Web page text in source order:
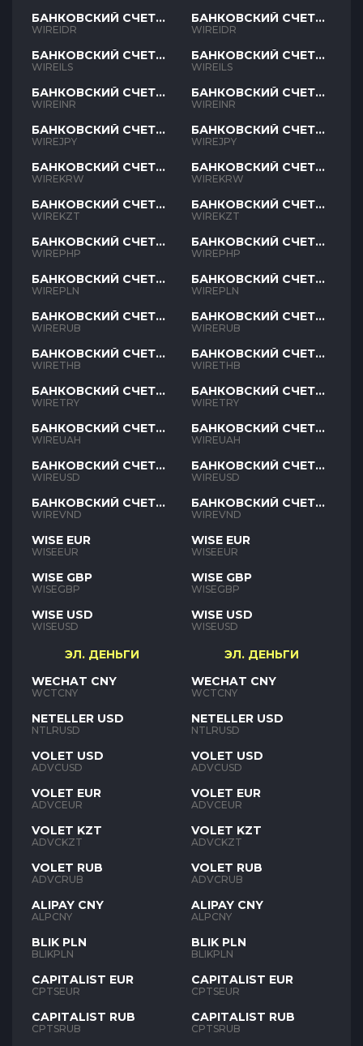
БАНКОВСКИЙ СЧЕТ
IDR
WIREIDR
БАНКОВСКИЙ СЧЕТ
ILS
WIREILS
БАНКОВСКИЙ СЧЕТ
INR
WIREINR
БАНКОВСКИЙ СЧЕТ
JPY
WIREJPY
БАНКОВСКИЙ СЧЕТ
KRW
WIREKRW
БАНКОВСКИЙ СЧЕТ
KZT
WIREKZT
БАНКОВСКИЙ СЧЕТ
PHP
WIREPHP
БАНКОВСКИЙ СЧЕТ
PLN
WIREPLN
БАНКОВСКИЙ СЧЕТ
RUB
WIRERUB
БАНКОВСКИЙ СЧЕТ
THB
WIRETHB
БАНКОВСКИЙ СЧЕТ
TRY
WIRETRY
БАНКОВСКИЙ СЧЕТ
UAH
WIREUAH
БАНКОВСКИЙ СЧЕТ
USD
WIREUSD
БАНКОВСКИЙ СЧЕТ
VND
WIREVND
WISE EUR
WISEEUR
WISE GBP
WISEGBP
WISE USD
WISEUSD
ЭЛ. ДЕНЬГИ
WECHAT CNY
WCTCNY
NETELLER USD
NTLRUSD
VOLET USD
ADVCUSD
VOLET EUR
ADVCEUR
VOLET KZT
ADVCKZT
VOLET RUB
ADVCRUB
ALIPAY CNY
ALPCNY
BLIK PLN
BLIKPLN
CAPITALIST EUR
CPTSEUR
CAPITALIST RUB
CPTSRUB
БАНКОВСКИЙ СЧЕТ
IDR
WIREIDR
БАНКОВСКИЙ СЧЕТ
ILS
WIREILS
БАНКОВСКИЙ СЧЕТ
INR
WIREINR
БАНКОВСКИЙ СЧЕТ
JPY
WIREJPY
БАНКОВСКИЙ СЧЕТ
KRW
WIREKRW
БАНКОВСКИЙ СЧЕТ
KZT
WIREKZT
БАНКОВСКИЙ СЧЕТ
PHP
WIREPHP
БАНКОВСКИЙ СЧЕТ
PLN
WIREPLN
БАНКОВСКИЙ СЧЕТ
RUB
WIRERUB
БАНКОВСКИЙ СЧЕТ
THB
WIRETHB
БАНКОВСКИЙ СЧЕТ
TRY
WIRETRY
БАНКОВСКИЙ СЧЕТ
UAH
WIREUAH
БАНКОВСКИЙ СЧЕТ
USD
WIREUSD
БАНКОВСКИЙ СЧЕТ
VND
WIREVND
WISE EUR
WISEEUR
WISE GBP
WISEGBP
WISE USD
WISEUSD
ЭЛ. ДЕНЬГИ
WECHAT CNY
WCTCNY
NETELLER USD
NTLRUSD
VOLET USD
ADVCUSD
VOLET EUR
ADVCEUR
VOLET KZT
ADVCKZT
VOLET RUB
ADVCRUB
ALIPAY CNY
ALPCNY
BLIK PLN
BLIKPLN
CAPITALIST EUR
CPTSEUR
CAPITALIST RUB
CPTSRUB